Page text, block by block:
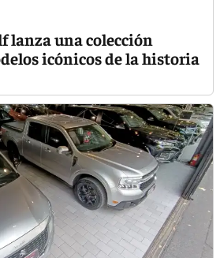
lanza una colección
icónicos de la historia